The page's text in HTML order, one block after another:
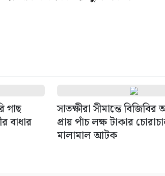
গাছ
বাধার
সাতক্ষীরা সীমান্তে বিজিবির
প্রায় পাঁচ লক্ষ টাকার
মালামাল আটক